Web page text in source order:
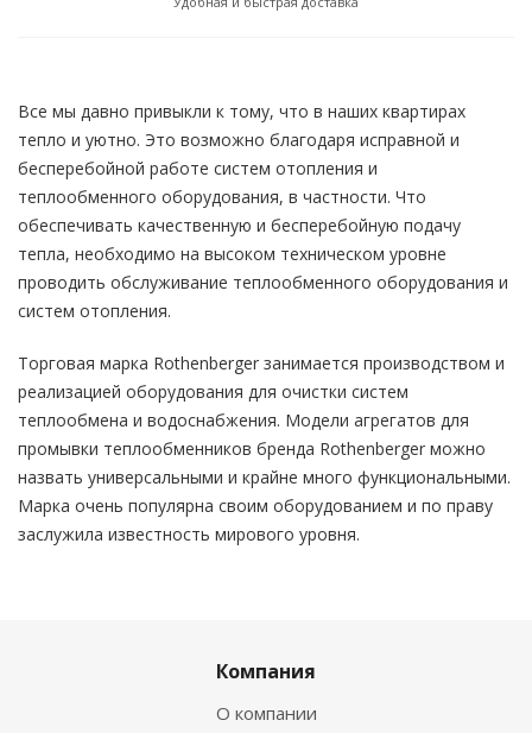
Все мы давно привыкли к тому, что в наших квартирах
тепло и уютно. Это возможно благодаря исправной и
бесперебойной работе систем отопления и
теплообменного оборудования, в частности. Что
обеспечивать качественную и бесперебойную подачу
тепла, необходимо на высоком техническом уровне
проводить обслуживание теплообменного оборудования и
систем отопления.
Торговая марка Rothenberger занимается производством и
реализацией оборудования для очистки систем
теплообмена и водоснабжения. Модели агрегатов для
промывки теплообменников бренда Rothenberger можно
назвать универсальными и крайне много функциональными.
Марка очень популярна своим оборудованием и по праву
заслужила известность мирового уровня.
Компания
О компании